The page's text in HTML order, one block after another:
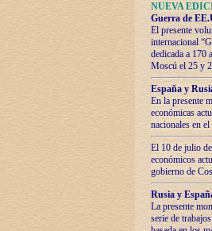
NUEVA
Guerra de
El presente
internacional
dedicada a 170
Moscú el 25 y
España y
En la presente
económicas
nacionales en
El 10 de julio
económicos
gobierno de
Rusia y
La presente
serie de